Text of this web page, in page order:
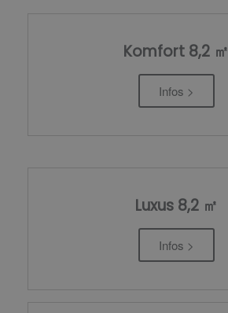
Komfort 8,2 ㎡
Infos >
Luxus 8,2 ㎡
Infos >